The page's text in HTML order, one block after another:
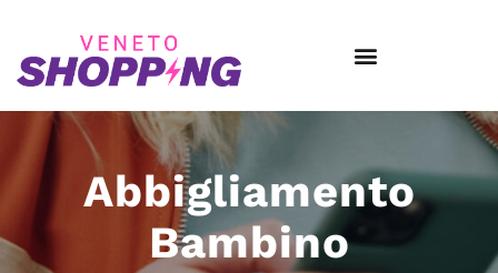
Abbigliamento
Bambino